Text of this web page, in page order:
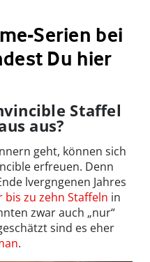
Serien bei
Du hier
Staffel
aus?
geht, können sich
erfreuen. Denn
lvergngenen Jahres
bis zu zehn Staffeln in
zwar auch „nur“
sind es eher
.